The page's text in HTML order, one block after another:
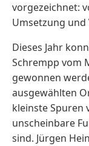
vorgezeichnet:
Umsetzung
Dieses Jahr
Schrempp vom
gewonnen
ausgewählten
kleinste Spuren
unscheinbare
sind. Jürgen